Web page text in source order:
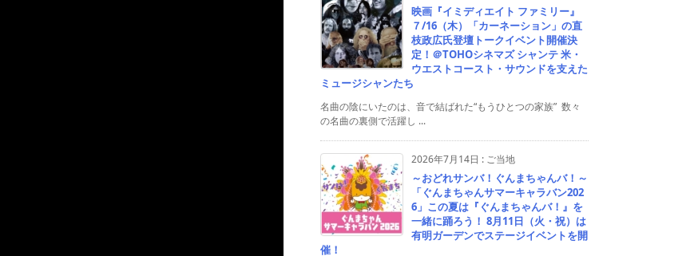
映画『イミディエイト ファミリー』
７/16（木）「カーネーション」の直
枝政広氏登壇トークイベント開催決
定！＠TOHOシネマズ シャンテ 米・
ウエストコースト・サウンドを支えた
ミュージシャンたち
名曲の陰にいたのは、音で結ばれた“もうひとつの家族” 数々
の名曲の裏側で活躍し ...
2026年7月14日 : ご当地
～おどれサンバ！ぐんまちゃんバ！～
「ぐんまちゃんサマーキャラバン202
6」この夏は『ぐんまちゃんバ！』を
一緒に踊ろう！ 8月11日（火・祝）は
有明ガーデンでステージイベントを開
催！